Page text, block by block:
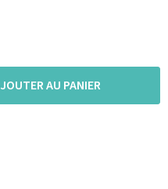
AU PANIER